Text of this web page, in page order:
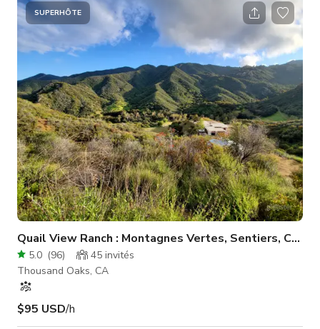
SUPERHÔTE
Quail View Ranch : Montagnes Vertes, Sentiers,
5.0 (96) 45 invités
Thousand Oaks, CA
$95 USD/h